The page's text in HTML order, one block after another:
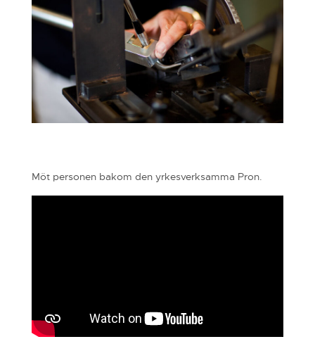
Möt personen bakom den yrkesverksamma Pron.